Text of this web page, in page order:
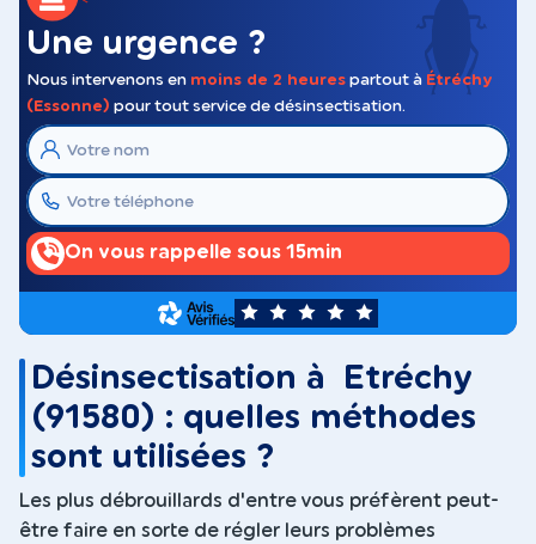
Une urgence ?
Nous intervenons en moins de 2 heures partout à Étréchy
(Essonne) pour tout service de désinsectisation.
On vous rappelle sous 15min
5
Désinsectisation à Etréchy
(91580) : quelles méthodes
sont utilisées ?
Les plus débrouillards d'entre vous préfèrent peut-
être faire en sorte de régler leurs problèmes